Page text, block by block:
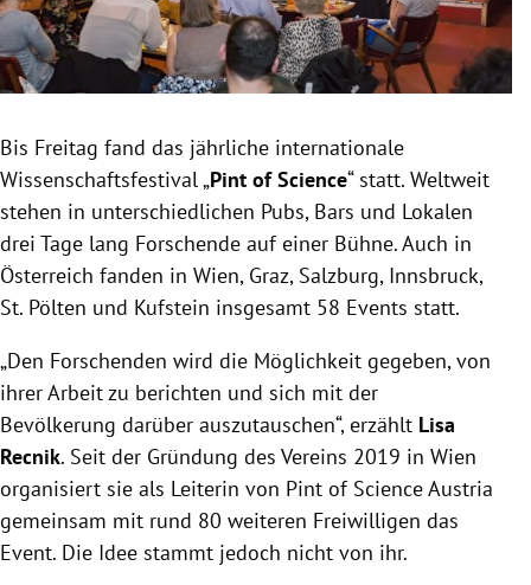
Untermenü
Untermenü
Untermenü
Bis Freitag fand das jährliche internationale
Wissenschaftsfestival „Pint of Science“ statt. Weltweit
stehen in unterschiedlichen Pubs, Bars und Lokalen
drei Tage lang Forschende auf einer Bühne. Auch in
Österreich fanden in Wien, Graz, Salzburg, Innsbruck,
St. Pölten und Kufstein insgesamt 58 Events statt.
„Den Forschenden wird die Möglichkeit gegeben, von
ihrer Arbeit zu berichten und sich mit der
Bevölkerung darüber auszutauschen“, erzählt Lisa
Recnik. Seit der Gründung des Vereins 2019 in Wien
organisiert sie als Leiterin von Pint of Science Austria
gemeinsam mit rund 80 weiteren Freiwilligen das
Event. Die Idee stammt jedoch nicht von ihr.